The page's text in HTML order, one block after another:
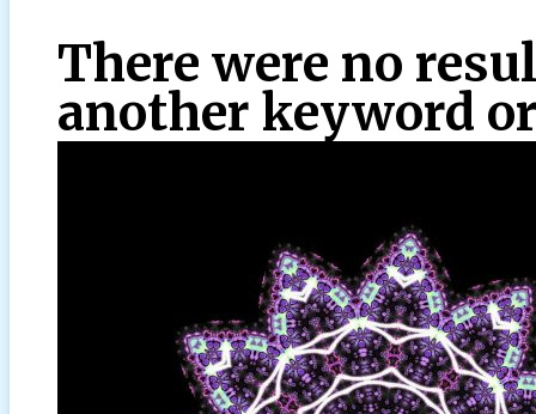
There were no
another keyword